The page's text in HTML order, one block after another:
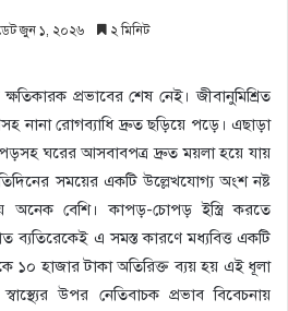
জুন ১, ২০২৬ ২ মিনিট
প্রভাবের শেষ নেই। জীবানুমিশ্রিত
নানা রোগব্যাধি দ্রুত ছড়িয়ে পড়ে। এছাড়া
ঘরের আসবাবপত্র দ্রুত ময়লা হয়ে যায়
সময়ের একটি উল্লেখযোগ্য অংশ নষ্ট
বেশি। কাপড়-চোপড় ইস্ত্রি করতে
ব্যতিরেকেই এ সমস্ত কারণে মধ্যবিত্ত একটি
১০ হাজার টাকা অতিরিক্ত ব্যয় হয় এই ধূলা
উপর নেতিবাচক প্রভাব বিবেচনায়